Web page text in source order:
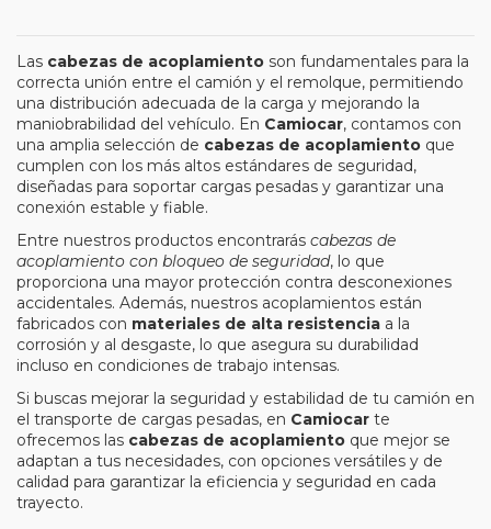
Las cabezas de acoplamiento son fundamentales para la
correcta unión entre el camión y el remolque, permitiendo
una distribución adecuada de la carga y mejorando la
maniobrabilidad del vehículo. En Camiocar, contamos con
una amplia selección de cabezas de acoplamiento que
cumplen con los más altos estándares de seguridad,
diseñadas para soportar cargas pesadas y garantizar una
conexión estable y fiable.
Entre nuestros productos encontrarás cabezas de
acoplamiento con bloqueo de seguridad, lo que
proporciona una mayor protección contra desconexiones
accidentales. Además, nuestros acoplamientos están
fabricados con materiales de alta resistencia a la
corrosión y al desgaste, lo que asegura su durabilidad
incluso en condiciones de trabajo intensas.
Si buscas mejorar la seguridad y estabilidad de tu camión en
el transporte de cargas pesadas, en Camiocar te
ofrecemos las cabezas de acoplamiento que mejor se
adaptan a tus necesidades, con opciones versátiles y de
calidad para garantizar la eficiencia y seguridad en cada
trayecto.